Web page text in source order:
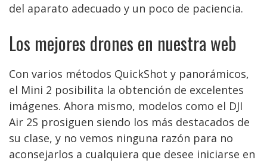
del aparato adecuado y un poco de paciencia.
Los mejores drones en nuestra web
Con varios métodos QuickShot y panorámicos,
el Mini 2 posibilita la obtención de excelentes
imágenes. Ahora mismo, modelos como el DJI
Air 2S prosiguen siendo los más destacados de
su clase, y no vemos ninguna razón para no
aconsejarlos a cualquiera que desee iniciarse en